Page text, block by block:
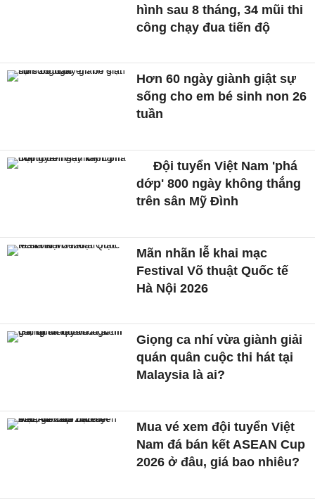
hình sau 8 tháng, 34 mũi thi
công chạy đua tiến độ
Hơn 60 ngày giành giật sự
sống cho em bé sinh non 26
tuần
Đội tuyển Việt Nam 'phá
dớp' 800 ngày không thắng
trên sân Mỹ Đình
Mãn nhãn lễ khai mạc
Festival Võ thuật Quốc tế
Hà Nội 2026
Giọng ca nhí vừa giành giải
quán quân cuộc thi hát tại
Malaysia là ai?
Mua vé xem đội tuyển Việt
Nam đá bán kết ASEAN Cup
2026 ở đâu, giá bao nhiêu?